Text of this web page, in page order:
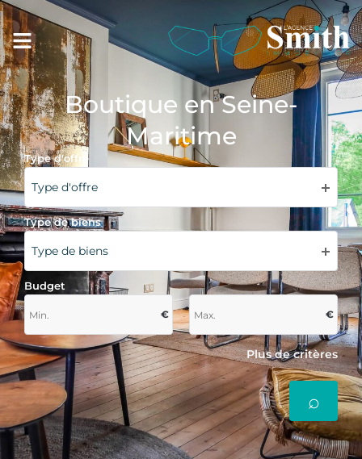
Boutique en Seine-
Maritime
Type d'offre
Type d'offre
Type de biens
Type de biens
Budget
€ €
Plus de critères